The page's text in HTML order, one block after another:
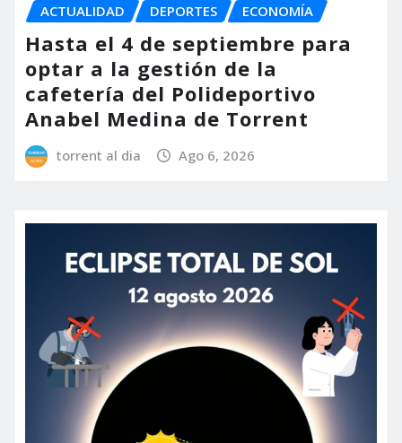
ACTUALIDAD DEPORTES ECONOMÍA
Hasta el 4 de septiembre para
optar a la gestión de la
cafetería del Polideportivo
Anabel Medina de Torrent
torrent al dia Ago 6, 2026